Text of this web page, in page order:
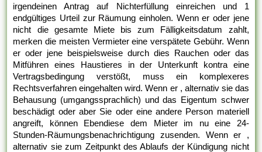
irgendeinen Antrag auf Nichterfüllung einreichen und 1
endgültiges Urteil zur Räumung einholen. Wenn er oder jene
nicht die gesamte Miete bis zum Fälligkeitsdatum zahlt,
merken die meisten Vermieter eine verspätete Gebühr. Wenn
er oder jene beispielsweise durch dies Rauchen oder das
Mitführen eines Haustieres in der Unterkunft kontra eine
Vertragsbedingung verstößt, muss ein komplexeres
Rechtsverfahren eingehalten wird. Wenn er , alternativ sie das
Behausung (umgangssprachlich) und das Eigentum schwer
beschädigt oder aber Sie oder eine andere Person materiell
angreift, können Ebendiese dem Mieter im nu eine 24-
Stunden-Räumungsbenachrichtigung zusenden. Wenn er ,
alternativ sie zum Zeitpunkt des Ablaufs der Kündigung nicht